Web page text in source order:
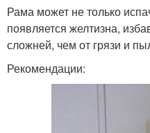
Рама может не только
появляется желтизна,
сложней, чем от грязи и
Рекомендации: